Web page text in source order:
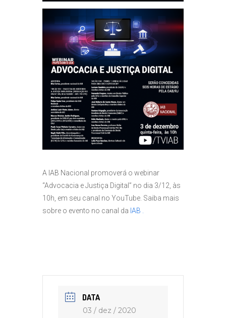
A IAB Nacional promoverá o webinar
“Advocacia e Justiça Digital” no dia 3/12, às
10h, em seu canal no YouTube. Saiba mais
sobre o evento no canal da IAB .
DATA
03 / dez / 2020